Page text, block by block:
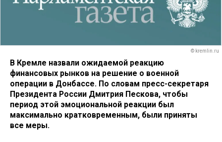
© kremlin.ru
В Кремле назвали ожидаемой реакцию
финансовых рынков на решение о военной
операции в Донбассе. По словам пресс-секретаря
Президента России Дмитрия Пескова, чтобы
период этой эмоциональной реакции был
максимально кратковременным, были приняты
все меры.